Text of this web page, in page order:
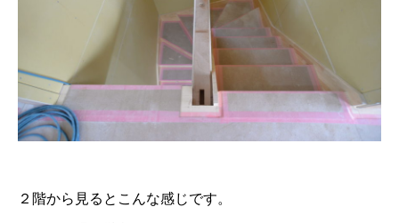
２階から見るとこんな感じです。